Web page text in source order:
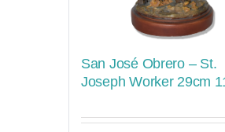
San José Obrero – St.
Joseph Worker 29cm